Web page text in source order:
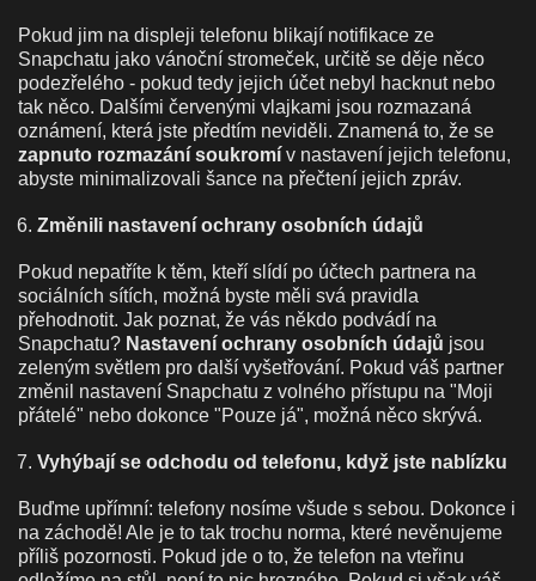
Pokud jim na displeji telefonu blikají notifikace ze
Snapchatu jako vánoční stromeček, určitě se děje něco
podezřelého - pokud tedy jejich účet nebyl hacknut nebo
tak něco. Dalšími červenými vlajkami jsou rozmazaná
oznámení, která jste předtím neviděli. Znamená to, že se
zapnuto rozmazání soukromí v nastavení jejich telefonu,
abyste minimalizovali šance na přečtení jejich zpráv.
Změnili nastavení ochrany osobních údajů
Pokud nepatříte k těm, kteří slídí po účtech partnera na
sociálních sítích, možná byste měli svá pravidla
přehodnotit. Jak poznat, že vás někdo podvádí na
Snapchatu? Nastavení ochrany osobních údajů jsou
zeleným světlem pro další vyšetřování. Pokud váš partner
změnil nastavení Snapchatu z volného přístupu na "Moji
přátelé" nebo dokonce "Pouze já", možná něco skrývá.
Vyhýbají se odchodu od telefonu, když jste nablízku
Buďme upřímní: telefony nosíme všude s sebou. Dokonce i
na záchodě! Ale je to tak trochu norma, které nevěnujeme
příliš pozornosti. Pokud jde o to, že telefon na vteřinu